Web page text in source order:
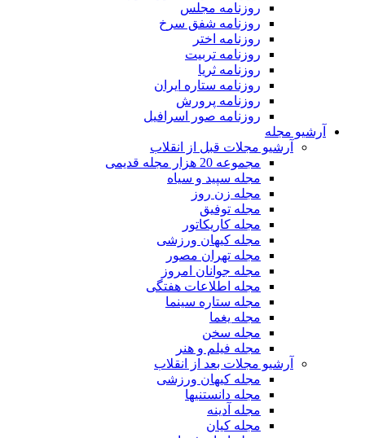
روزنامه مجلس
روزنامه شفق سرخ
روزنامه اختر
روزنامه تربیت
روزنامه ثریا
روزنامه ستاره ایران
روزنامه پرورش
روزنامه صور اسرافیل
آرشیو مجله
آرشیو مجلات قبل از انقلاب
مجموعه 20 هزار مجله قدیمی
مجله سپید و سیاه
مجله زن روز
مجله توفیق
مجله کاریکاتور
مجله کیهان ورزشی
مجله تهران مصور
مجله جوانان امروز
مجله اطلاعات هفتگی
مجله ستاره سینما
مجله یغما
مجله سخن
مجله فیلم و هنر
آرشیو مجلات بعد از انقلاب
مجله کیهان ورزشی
مجله دانستنیها
مجله آدینه
مجله کیان